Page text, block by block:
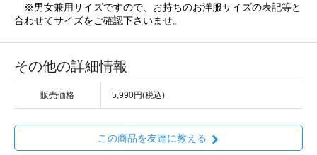
※男女兼用サイズですので、お持ちのお洋服サイズの表記等と
合わせてサイズをご確認下さいませ。
その他の詳細情報
販売価格 5,990円(税込)
この商品を友達に教える